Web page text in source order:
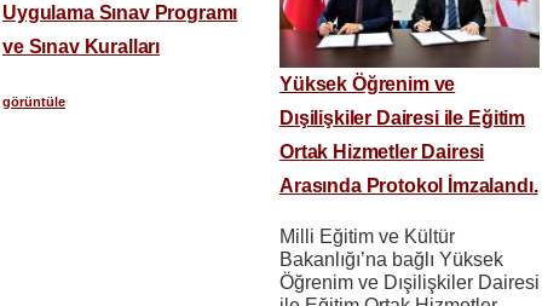
Uygulama Sınav Programı
ve Sınav Kuralları
görüntüle
Yüksek Öğrenim ve
Dışilişkiler Dairesi ile Eğitim
Ortak Hizmetler Dairesi
Arasında Protokol İmzalandı.
Milli Eğitim ve Kültür
Bakanlığı’na bağlı Yüksek
Öğrenim ve Dışilişkiler Dairesi